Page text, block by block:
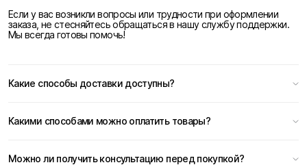
Если у вас возникли вопросы или трудности при оформлении
заказа, не стесняйтесь обращаться в нашу службу поддержки.
Мы всегда готовы помочь!
Какие способы доставки доступны?
Какими способами можно оплатить товары?
Можно ли получить консультацию перед покупкой?